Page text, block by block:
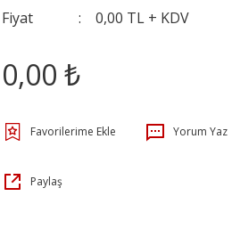
Fiyat
0,00 TL + KDV
0,00 ₺
Yorum Yaz
Paylaş